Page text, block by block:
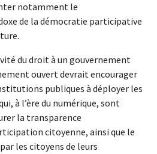
notamment le
de la démocratie participative
du droit à un gouvernement
ouvert devrait encourager
publiques à déployer les
à l’ère du numérique, sont
la transparence
citoyenne, ainsi que le
les citoyens de leurs